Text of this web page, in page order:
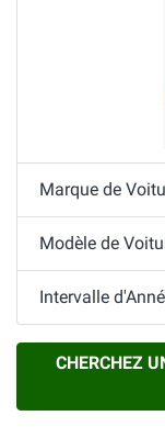
Marque de
Modèle de
Intervalle
CHERCHEZ